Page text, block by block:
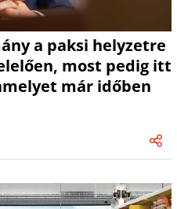
a paksi helyzetre
most pedig itt
már időben